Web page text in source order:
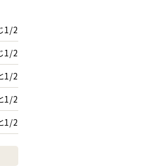
1/2
1/2
1/2
1/2
1/2